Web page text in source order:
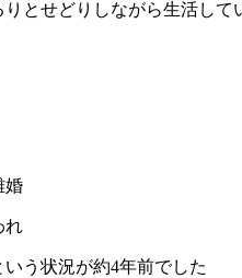
とせどりしながら生活して
婚
れ
う状況が約4年前でした